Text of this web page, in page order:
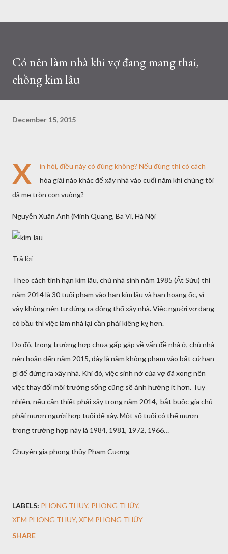
Có nên làm nhà khi vợ đang mang thai,
chồng kim lâu
December 15, 2015
X
in hỏi, điều này có đúng không? Nếu đúng thì có cách
hóa giải nào khác để xây nhà vào cuối năm khi chúng tôi
đã mẹ tròn con vuông?
Nguyễn Xuân Ánh (Minh Quang, Ba Vì, Hà Nội
Trả lời
Theo cách tính hạn kim lâu, chủ nhà sinh năm 1985 (Ất Sửu) thì
năm 2014 là 30 tuổi phạm vào hạn kim lâu và hạn hoang ốc, vì
vậy không nên tự đứng ra động thổ xây nhà. Việc người vợ đang
có bầu thì việc làm nhà lại cần phải kiêng kỵ hơn.
Do đó, trong trường hợp chưa gấp gáp về vấn đề nhà ở, chủ nhà
nên hoãn đến năm 2015, đây là năm không phạm vào bất cứ hạn
gì để đứng ra xây nhà. Khi đó, việc sinh nở của vợ đã xong nên
việc thay đổi môi trường sống cũng sẽ ảnh hưởng ít hơn. Tuy
nhiên, nếu cần thiết phải xây trong năm 2014, bắt buộc gia chủ
phải mượn người hợp tuổi để xây. Một số tuổi có thể mượn
trong trường hợp này là 1984, 1981, 1972, 1966…
Chuyên gia phong thủy Phạm Cương
LABELS: PHONG THUY PHONG THỦY
XEM PHONG THUY XEM PHONG THỦY
SHARE